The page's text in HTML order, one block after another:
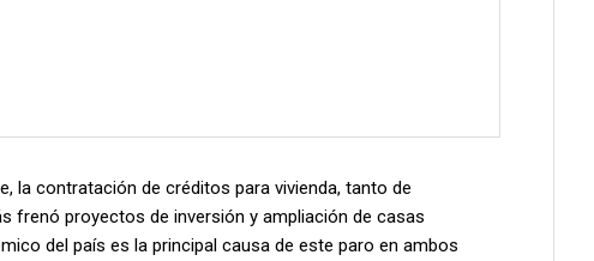
la contratación de créditos para vivienda, tanto de
frenó proyectos de inversión y ampliación de casas
del país es la principal causa de este paro en ambos